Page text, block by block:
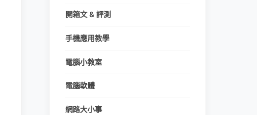
開箱文 & 評測
手機應用教學
電腦小教室
電腦軟體
網路大小事